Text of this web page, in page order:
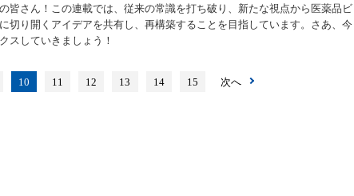
皆さん！この連載では、従来の常識を打ち破り、新たな視点から医薬品ビ
切り開くアイデアを共有し、再構築することを目指しています。さあ、今
スしていきましょう！
10 11 12 13 14 15 次へ